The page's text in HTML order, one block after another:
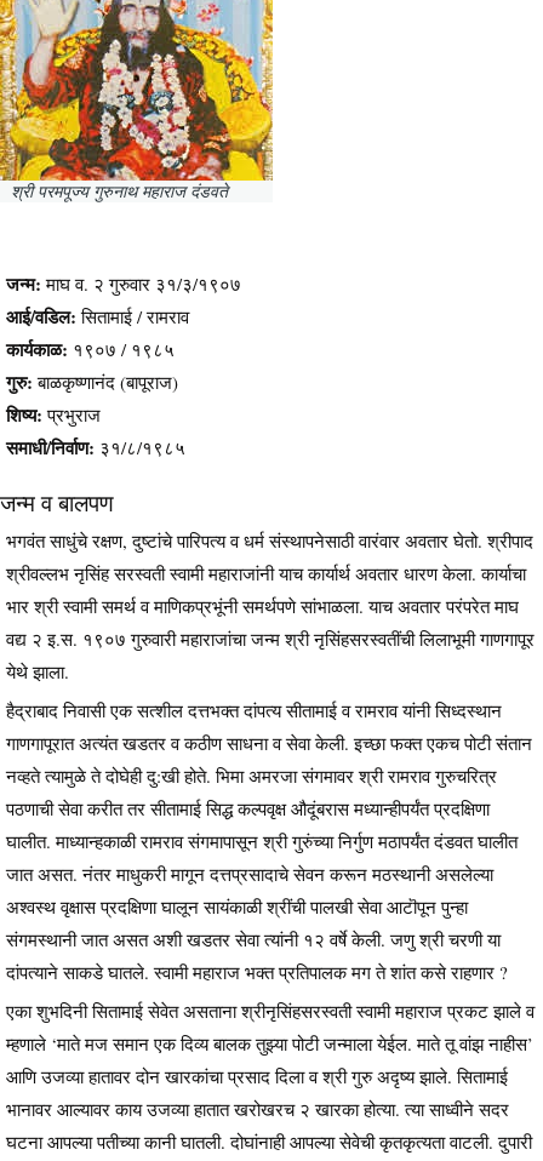
श्री परमपूज्य गुरुनाथ महाराज दंडवते
जन्म: माघ व. २ गुरुवार ३१/३/१९०७
आई/वडिल: सितामाई / रामराव
कार्यकाळ: १९०७ / १९८५
गुरु: बाळकृष्णानंद (बापूराज)
शिष्य:प्रभुराज
समाधी/निर्वाण: ३१/८/१९८५
जन्म व बालपण
भगवंत साधुंचे रक्षण, दुष्टांचे पारिपत्य व धर्म संस्थापनेसाठी वारंवार अवतार घेतो. श्रीपाद
श्रीवल्लभ नृसिंह सरस्वती स्वामी महाराजांनी याच कार्यार्थ अवतार धारण केला. कार्याचा
भार श्री स्वामी समर्थ व माणिकप्रभूंनी समर्थपणे सांभाळला. याच अवतार परंपरेत माघ
वद्य २ इ.स. १९०७ गुरुवारी महाराजांचा जन्म श्री नृसिंहसरस्वतींची लिलाभूमी गाणगापूर
येथे झाला.
हैद्राबाद निवासी एक सत्शील दत्तभक्त दांपत्य सीतामाई व रामराव यांनी सिध्दस्थान
गाणगापूरात अत्यंत खडतर व कठीण साधना व सेवा केली. इच्छा फक्त एकच पोटी संतान
नव्हते त्यामुळे ते दोघेही दु:खी होते. भिमा अमरजा संगमावर श्री रामराव गुरुचरित्र
पठणाची सेवा करीत तर सीतामाई सिद्ध कल्पवृक्ष औदूंबरास मध्यान्हीपर्यंत प्रदक्षिणा
घालीत. माध्यान्हकाळी रामराव संगमापासून श्री गुरुंच्या निर्गुण मठापर्यंत दंडवत घालीत
जात असत. नंतर माधुकरी मागून दत्तप्रसादाचे सेवन करून मठस्थानी असलेल्या
अश्वस्थ वृक्षास प्रदक्षिणा घालून सायंकाळी श्रींची पालखी सेवा आटॊपून पुन्हा
संगमस्थानी जात असत अशी खडतर सेवा त्यांनी १२ वर्षे केली. जणु श्री चरणी या
दांपत्याने साकडे घातले. स्वामी महाराज भक्त प्रतिपालक मग ते शांत कसे राहणार ?
एका शुभदिनी सितामाई सेवेत असताना श्रीनृसिंहसरस्वती स्वामी महाराज प्रकट झाले व
म्हणाले ‘माते मज समान एक दिव्य बालक तुझ्या पोटी जन्माला येईल. माते तू वांझ नाहीस’
आणि उजव्या हातावर दोन खारकांचा प्रसाद दिला व श्री गुरु अदृष्य झाले. सितामाई
भानावर आल्यावर काय उजव्या हातात खरोखरच २ खारका होत्या. त्या साध्वीने सदर
घटना आपल्या पतीच्या कानी घातली. दोघांनाही आपल्या सेवेची कृतकृत्यता वाटली. दुपारी